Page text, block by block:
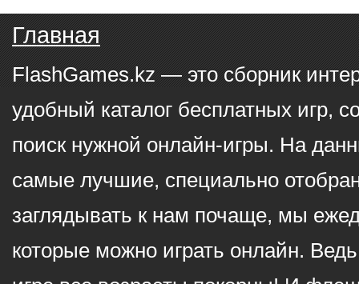
Главная
FlashGames.kz — это сборник
удобный каталог бесплатных игр,
поиск нужной онлайн-игры. На
самые лучшие, специально
заглядывать к нам почаще, мы
которые можно играть онлайн.